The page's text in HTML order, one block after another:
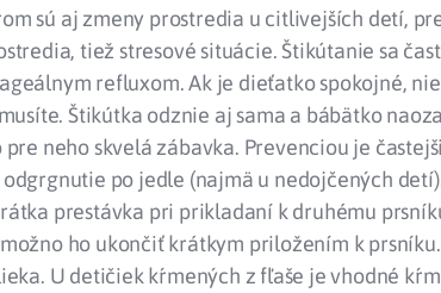
sú aj zmeny prostredia u citlivejších detí,
tiež stresové situácie. Štikútanie sa
refluxom. Ak je dieťatko spokojné,
Štikútka odznie aj sama a bábätko
neho skvelá zábavka. Prevenciou je
po jedle (najmä u nedojčených
prestávka pri prikladaní k druhému
ho ukončiť krátkym priložením k
U detičiek kŕmených z fľaše je vhodné